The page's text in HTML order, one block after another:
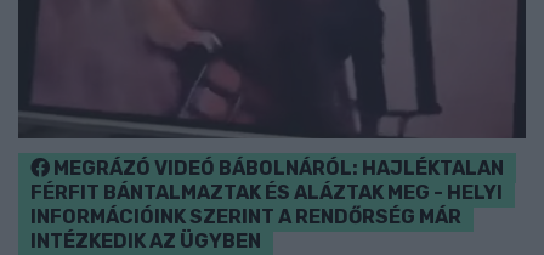
MEGRÁZÓ VIDEÓ BÁBOLNÁRÓL: HAJLÉKTALAN
FÉRFIT BÁNTALMAZTAK ÉS ALÁZTAK MEG - HELYI
INFORMÁCIÓINK SZERINT A RENDŐRSÉG MÁR
INTÉZKEDIK AZ ÜGYBEN